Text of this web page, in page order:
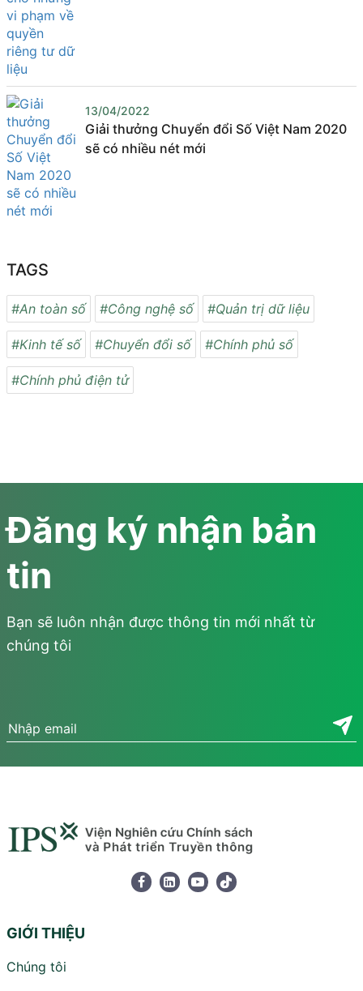
13/04/2022
Giải thưởng Chuyển đổi Số Việt Nam 2020
sẽ có nhiều nét mới
TAGS
#An toàn số #Công nghệ số #Quản trị dữ liệu
#Kinh tế số #Chuyển đổi số #Chính phủ số
#Chính phủ điện tử
Đăng ký nhận bản
tin
Bạn sẽ luôn nhận được thông tin mới nhất từ
chúng tôi
GIỚI THIỆU
Chúng tôi